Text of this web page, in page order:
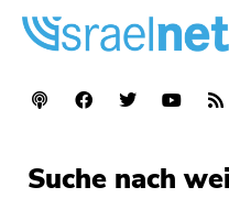
Suche nach